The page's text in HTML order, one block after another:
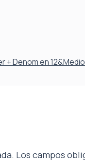
+ Denom en 12&Medio:
Los campos